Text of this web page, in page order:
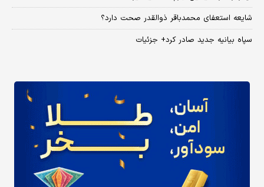
شایعه استعفای محمدباقر ذوالقدر صحت دارد؟
سپاه بیانیه جدید صادر کرد+ جزئیات